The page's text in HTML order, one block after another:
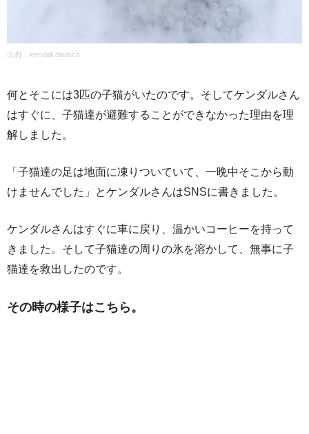
出典： kendall.diwisch
何とそこには3匹の子猫がいたのです。そしてケンダルさん
はすぐに、子猫達が避難することができなかった理由を理
解しました。
「子猫達の足は地面に凍りついていて、一晩中そこから動
けませんでした」とケンダルさんはSNSに書きました。
ケンダルさんはすぐに車に戻り、温かいコーヒーを持って
きました。そして子猫達の周りの氷を溶かして、無事に子
猫達を救出したのです。
その時の様子はこちら。